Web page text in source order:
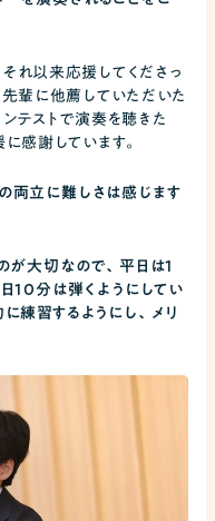
れ以来応援してくださっ
先輩に他薦していただいた
テストで演奏を聴きた
感謝しています。
両立に難しさは感じます
が大切なので、平日は1
10分は弾くようにしてい
練習するようにし、メリ